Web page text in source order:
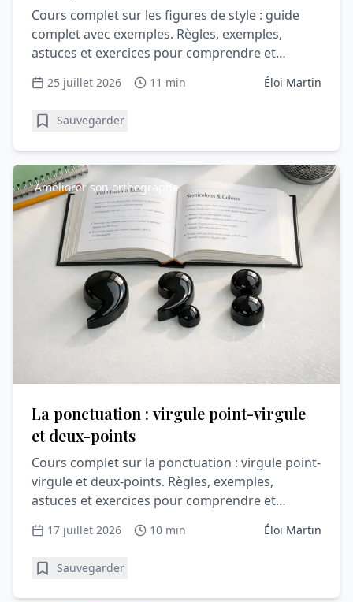
Cours complet sur les figures de style : guide
complet avec exemples. Règles, exemples,
astuces et exercices pour comprendre et
25 juillet 2026 11 min Éloi Martin
Sauvegarder
Améliorer son orthographe
La ponctuation : virgule point-virgule
et deux-points
Cours complet sur la ponctuation : virgule point-
virgule et deux-points. Règles, exemples,
astuces et exercices pour comprendre et
17 juillet 2026 10 min Éloi Martin
Sauvegarder